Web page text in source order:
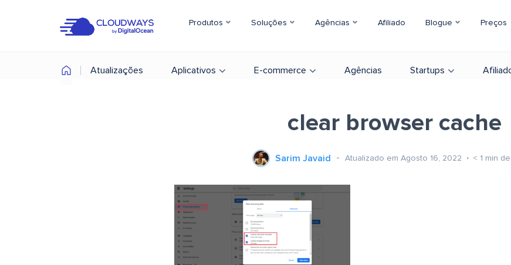
Produtos Soluções Agências Afiliado Blogue Preços
Atualizações Aplicativos E-commerce Agências Startups
clear browser cache
Sarim Javaid Atualizado em Agosto 16, 2022 < 1 min